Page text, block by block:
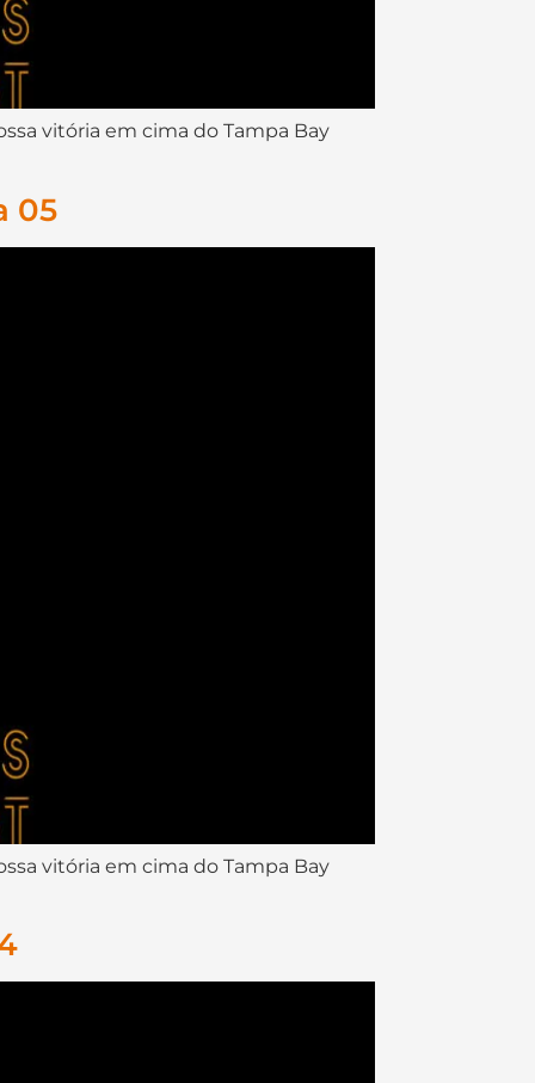
vitória em cima do Tampa Bay
05
vitória em cima do Tampa Bay